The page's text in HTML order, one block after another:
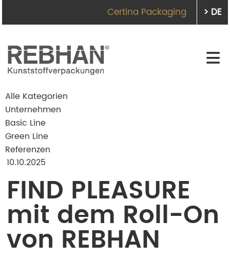
Certina Packaging > DE
Alle Kategorien
Unternehmen
Basic Line
Green Line
Referenzen
10.10.2025
FIND PLEASURE
mit dem Roll-On
von REBHAN